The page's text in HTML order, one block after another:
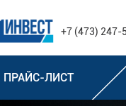
+7 (473) 247-
ПРАЙС-ЛИСТ